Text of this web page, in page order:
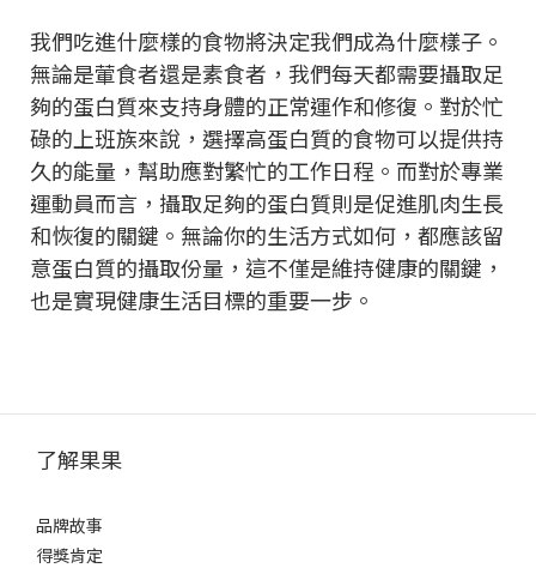
我們吃進什麼樣的食物將決定我們成為什麼樣子。
無論是葷食者還是素食者，我們每天都需要攝取足
夠的蛋白質來支持身體的正常運作和修復。對於忙
碌的上班族來說，選擇高蛋白質的食物可以提供持
久的能量，幫助應對繁忙的工作日程。而對於專業
運動員而言，攝取足夠的蛋白質則是促進肌肉生長
和恢復的關鍵。無論你的生活方式如何，都應該留
意蛋白質的攝取份量，這不僅是維持健康的關鍵，
也是實現健康生活目標的重要一步。
了解果果
品牌故事
得獎肯定